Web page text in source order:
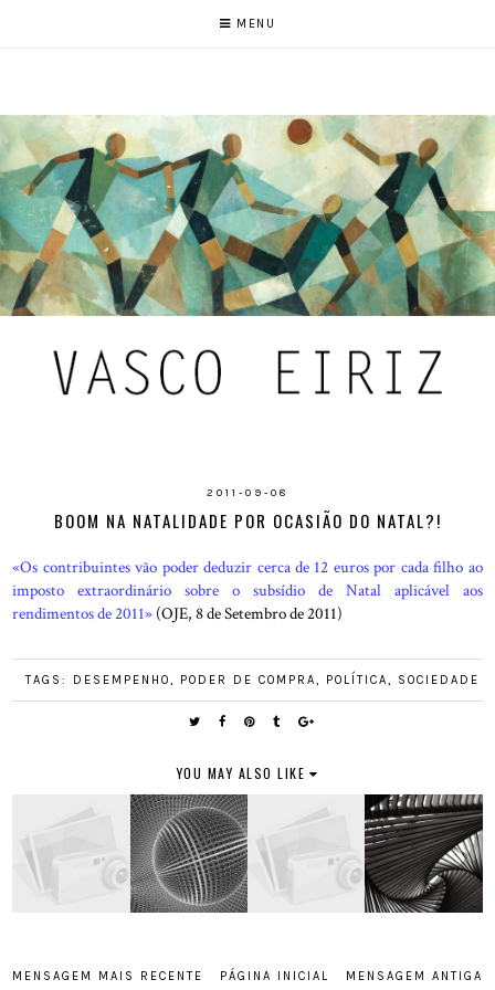
MENU
2011-09-08
BOOM NA NATALIDADE POR OCASIÃO DO NATAL?!
«Os contribuintes vão poder deduzir cerca de 12 euros por cada filho ao
imposto extraordinário sobre o subsídio de Natal aplicável aos
rendimentos de 2011» (OJE, 8 de Setembro de 2011)
TAGS: DESEMPENHO, PODER DE COMPRA, POLÍTICA, SOCIEDADE
YOU MAY ALSO LIKE
MENSAGEM MAIS RECENTE MENSAGEM ANTIGA
PÁGINA INICIAL